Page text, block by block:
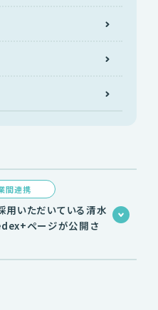
間連携
用いただいている清水
ページが公開さ